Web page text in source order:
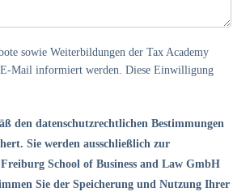
sowie Weiterbildungen der Tax Academy
Mail informiert werden. Diese Einwilligung
den datenschutzrechtlichen Bestimmungen
Sie werden ausschließlich zur
School of Business and Law GmbH
Sie der Speicherung und Nutzung Ihrer